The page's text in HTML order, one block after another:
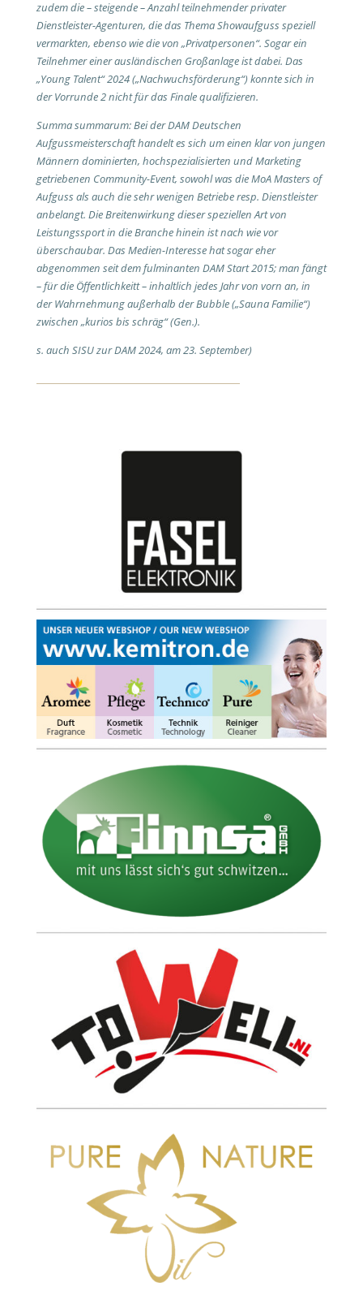
zudem die – steigende – Anzahl teilnehmender privater
Dienstleister-Agenturen, die das Thema Showaufguss speziell
vermarkten, ebenso wie die von „Privatpersonen“. Sogar ein
Teilnehmer einer ausländischen Großanlage ist dabei. Das
„Young Talent“ 2024 („Nachwuchsförderung“) konnte sich in
der Vorrunde 2 nicht für das Finale qualifizieren.
Summa summarum: Bei der DAM Deutschen
Aufgussmeisterschaft handelt es sich um einen klar von jungen
Männern dominierten, hochspezialisierten und Marketing
getriebenen Community-Event, sowohl was die MoA Masters of
Aufguss als auch die sehr wenigen Betriebe resp. Dienstleister
anbelangt. Die Breitenwirkung dieser speziellen Art von
Leistungssport in die Branche hinein ist nach wie vor
überschaubar. Das Medien-Interesse hat sogar eher
abgenommen seit dem fulminanten DAM Start 2015; man fängt
– für die Öffentlichkeitt – inhaltlich jedes Jahr von vorn an, in
der Wahrnehmung außerhalb der Bubble („Sauna Familie“)
zwischen „kurios bis schräg“ (Gen.).
s. auch SISU zur DAM 2024, am 23. September)